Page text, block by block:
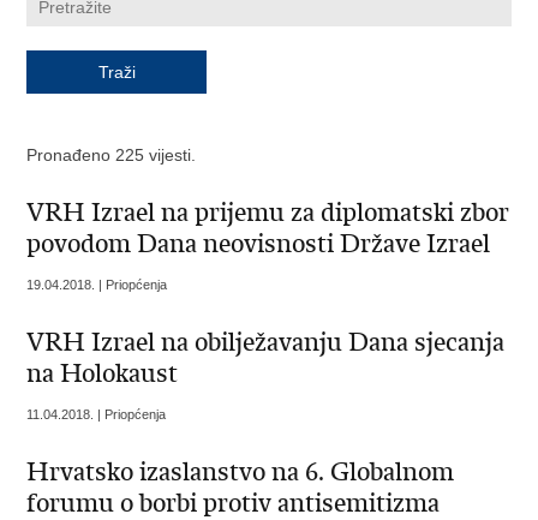
Pronađeno 225 vijesti.
VRH Izrael na prijemu za diplomatski zbor
povodom Dana neovisnosti Države Izrael
19.04.2018. | Priopćenja
VRH Izrael na obilježavanju Dana sjecanja
na Holokaust
11.04.2018. | Priopćenja
Hrvatsko izaslanstvo na 6. Globalnom
forumu o borbi protiv antisemitizma